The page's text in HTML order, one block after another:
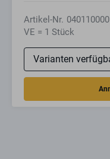
Artikel-Nr. 040110000
VE = 1 Stück